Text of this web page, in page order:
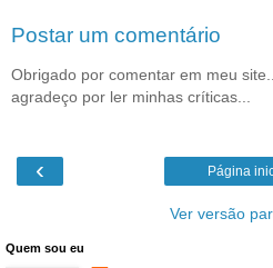
Postar um comentário
Obrigado por comentar em meu
agradeço por ler minhas críticas...
‹ Página
Ver versão
Quem sou eu